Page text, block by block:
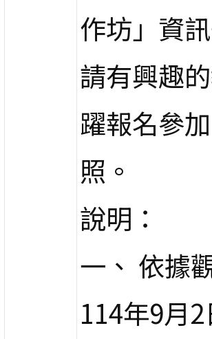
作坊」資
請有興趣
躍報名參
照。
說明：
一、 依據
114年9月